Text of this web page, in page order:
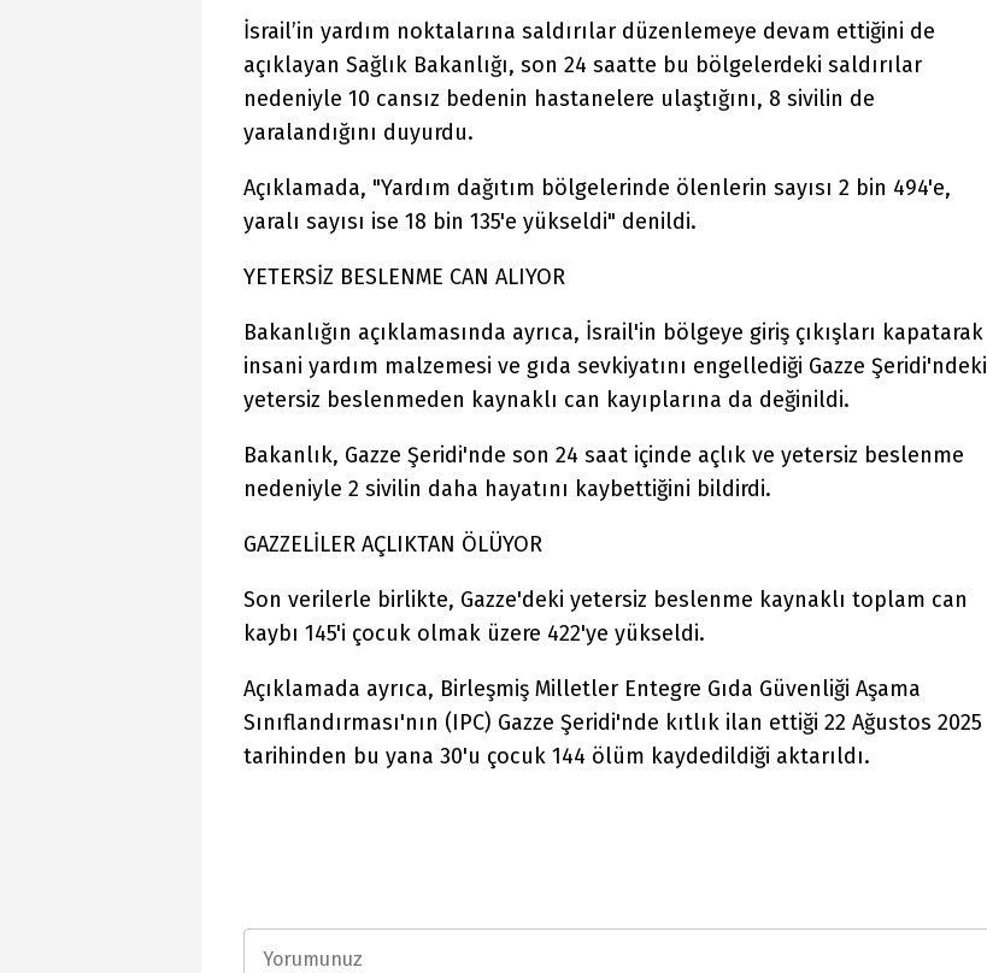
İsrail’in yardım noktalarına saldırılar düzenlemeye devam ettiğini de
açıklayan Sağlık Bakanlığı, son 24 saatte bu bölgelerdeki saldırılar
nedeniyle 10 cansız bedenin hastanelere ulaştığını, 8 sivilin de
yaralandığını duyurdu.
Açıklamada, "Yardım dağıtım bölgelerinde ölenlerin sayısı 2 bin 494'e,
yaralı sayısı ise 18 bin 135'e yükseldi" denildi.
YETERSİZ BESLENME CAN ALIYOR
Bakanlığın açıklamasında ayrıca, İsrail'in bölgeye giriş çıkışları kapatarak
insani yardım malzemesi ve gıda sevkiyatını engellediği Gazze Şeridi'ndeki
yetersiz beslenmeden kaynaklı can kayıplarına da değinildi.
Bakanlık, Gazze Şeridi'nde son 24 saat içinde açlık ve yetersiz beslenme
nedeniyle 2 sivilin daha hayatını kaybettiğini bildirdi.
GAZZELİLER AÇLIKTAN ÖLÜYOR
Son verilerle birlikte, Gazze'deki yetersiz beslenme kaynaklı toplam can
kaybı 145'i çocuk olmak üzere 422'ye yükseldi.
Açıklamada ayrıca, Birleşmiş Milletler Entegre Gıda Güvenliği Aşama
Sınıflandırması'nın (IPC) Gazze Şeridi'nde kıtlık ilan ettiği 22 Ağustos 2025
tarihinden bu yana 30'u çocuk 144 ölüm kaydedildiği aktarıldı.